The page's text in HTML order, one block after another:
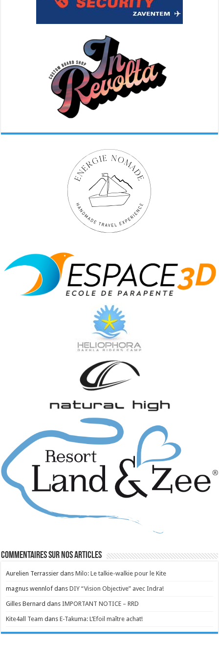
Commentaires sur nos articles
Aurelien Terrassier dansMilo: Le talkie-walkie pour le Kite
magnus wennlof dansDIY “Vision Objective” avec Indra!
Gilles Bernard dansIMPORTANT NOTICE – RRD
Kite4all Team dansE-Takuma: L’Efoil maître achat!